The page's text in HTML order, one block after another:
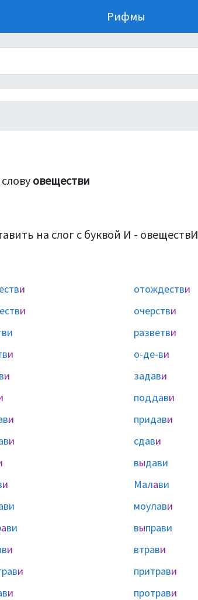
Рифмы
овеществи
на слог с буквой И - овеществИ
и отождестви
и очерстви
разветви
и о-де-ви
и задави
поддави
и придави
и сдави
выдави
и Малави
моулави
ави выправи
и втрави
и притрави
и протрави